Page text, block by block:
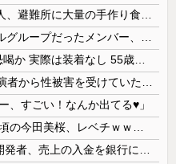
、すごい！なんか出てる♥」